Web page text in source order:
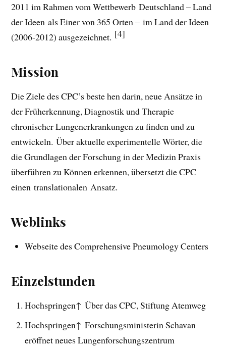
2011 im Rahmen vom Wettbewerb Deutschland – Land
der Ideen als Einer von 365 Orten – im Land der Ideen
(2006-2012) ausgezeichnet. [4]
Mission
Die Ziele des CPC’s beste hen darin, neue Ansätze in
der Früherkennung, Diagnostik und Therapie
chronischer Lungenerkrankungen zu finden und zu
entwickeln. Über aktuelle experimentelle Wörter, die
die Grundlagen der Forschung in der Medizin Praxis
überführen zu Können erkennen, übersetzt die CPC
einen translationalen Ansatz.
Weblinks
Webseite des Comprehensive Pneumology Centers
Einzelstunden
Hochspringen↑ Über das CPC, Stiftung Atemweg
Hochspringen↑ Forschungsministerin Schavan
eröffnet neues Lungenforschungszentrum